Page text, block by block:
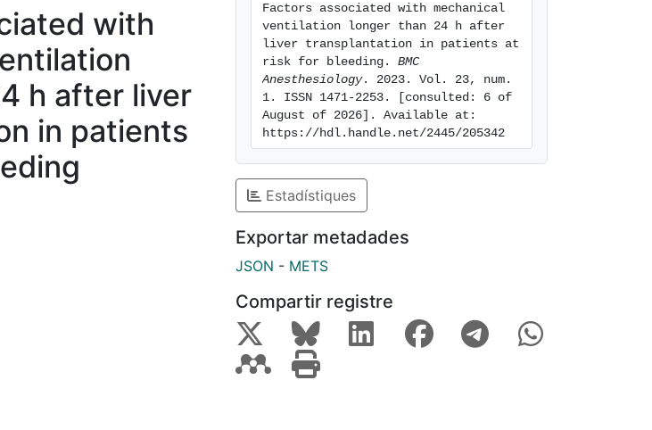
with
h after liver
in patients
Factors associated with mechanical
ventilation longer than 24 h after
liver transplantation in patients at
risk for bleeding. BMC
Anesthesiology. 2023. Vol. 23, num.
1. ISSN 1471-2253. [consulted: 6 of
August of 2026]. Available at:
https://hdl.handle.net/2445/205342
Estadístiques
Exportar metadades
JSON - METS
Compartir registre